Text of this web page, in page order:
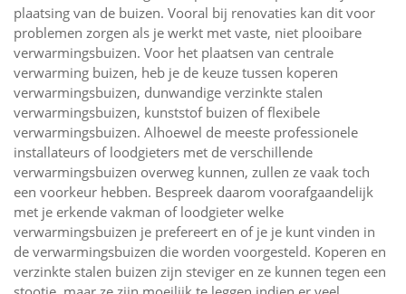
plaatsing van de buizen. Vooral bij renovaties kan dit voor
problemen zorgen als je werkt met vaste, niet plooibare
verwarmingsbuizen. Voor het plaatsen van centrale
verwarming buizen, heb je de keuze tussen koperen
verwarmingsbuizen, dunwandige verzinkte stalen
verwarmingsbuizen, kunststof buizen of flexibele
verwarmingsbuizen. Alhoewel de meeste professionele
installateurs of loodgieters met de verschillende
verwarmingsbuizen overweg kunnen, zullen ze vaak toch
een voorkeur hebben. Bespreek daarom voorafgaandelijk
met je erkende vakman of loodgieter welke
verwarmingsbuizen je prefereert en of je je kunt vinden in
de verwarmingsbuizen die worden voorgesteld. Koperen en
verzinkte stalen buizen zijn steviger en ze kunnen tegen een